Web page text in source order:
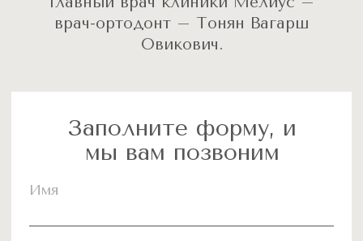
Лицензия: Л041-01050-61/00905016
Стоматология в Ростове-на-Дону
Имплантация зубов
Протезирование зубов